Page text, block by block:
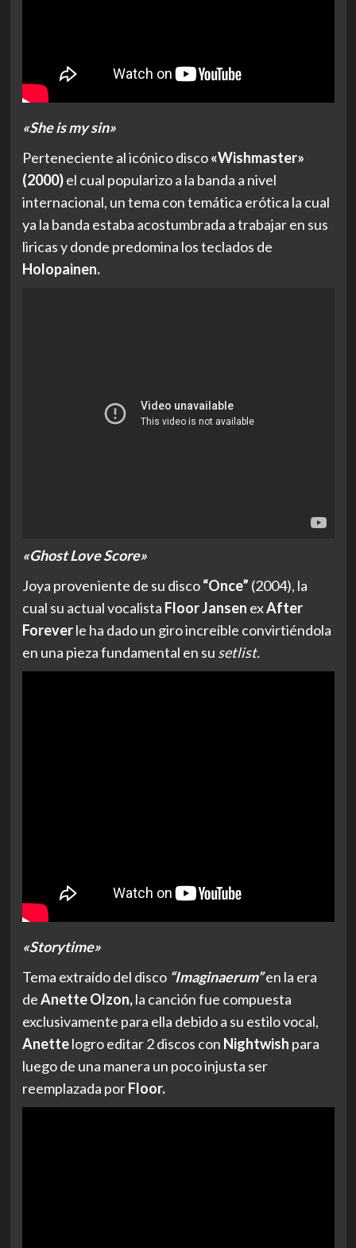
«She is my sin»
Perteneciente al icónico disco«Wishmaster»
(2000)el cual popularizo a la banda a nivel
internacional, un tema con temática erótica la cual
ya la banda estaba acostumbrada a trabajar en sus
liricas y donde predomina los teclados de
Holopainen.
«Ghost Love Score»
Joya proveniente de su disco“Once” (2004), la
cual su actual vocalista Floor Jansen exAfter
Foreverle ha dado un giro increíble convirtiéndola
en una pieza fundamental en su setlist.
«Storytime»
Tema extraído del disco “Imaginaerum”en la era
deAnette Olzon,la canción fue compuesta
exclusivamente para ella debido a su estilo vocal,
Anettelogro editar 2 discos con Nightwish para
luego de una manera un poco injusta ser
reemplazada porFloor.